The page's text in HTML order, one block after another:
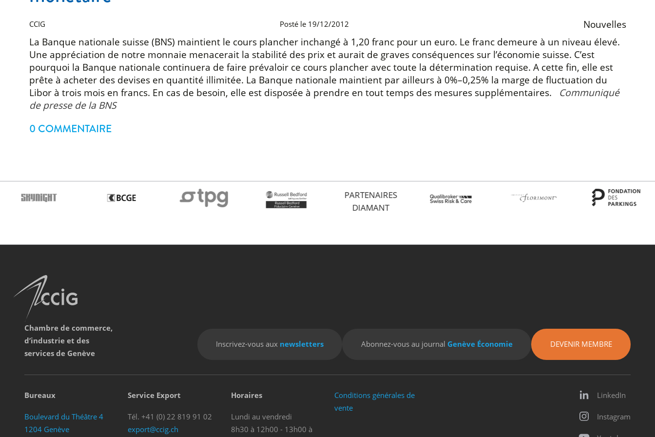
CCIG Posté le 19/12/2012
Nouvelles
La Banque nationale suisse (BNS) maintient le cours plancher inchangé à 1,20 franc pour un euro. Le franc demeure à un niveau élevé.
Une appréciation de notre monnaie menacerait la stabilité des prix et aurait de graves conséquences sur l’économie suisse. C’est
pourquoi la Banque nationale continuera de faire prévaloir ce cours plancher avec toute la détermination requise. A cette fin, elle est
prête à acheter des devises en quantité illimitée. La Banque nationale maintient par ailleurs à 0%–0,25% la marge de fluctuation du
Libor à trois mois en francs. En cas de besoin, elle est disposée à prendre en tout temps des mesures supplémentaires. Communiqué
de presse de la BNS
0 COMMENTAIRE
PARTENAIRES
DIAMANT
Chambre de commerce,
d’industrie et des
services de Genève
Inscrivez-vous aux newsletters Abonnez-vous au journal Genève Économie DEVENIR MEMBRE
Bureaux
Boulevard du Théâtre 4
1204 Genève
Service Export
Tél. +41 (0) 22 819 91 02
export@ccig.ch
Horaires
Lundi au vendredi
8h30 à 12h00 - 13h00 à
Conditions générales de
vente
LinkedIn
Instagram